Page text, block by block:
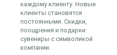
каждому клиенту. Новые
клиенты становятся
постоянными. Скидки,
поощрения и подарки:
сувениры с символикой
компании.